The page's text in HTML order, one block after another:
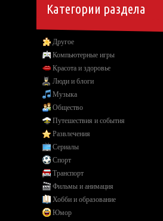
Категории раздела
Другое
Компьютерные игры
Красота и здоровье
Люди и блоги
Музыка
Общество
Путешествия и события
Развлечения
Сериалы
Спорт
Транспорт
Фильмы и анимация
Хобби и образование
Юмор